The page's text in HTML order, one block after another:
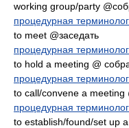
working group/party
процедурная
to meet @заседать
процедурная
to hold a meeting @
процедурная
to call/convene a meeting
процедурная
to establish/found/set up